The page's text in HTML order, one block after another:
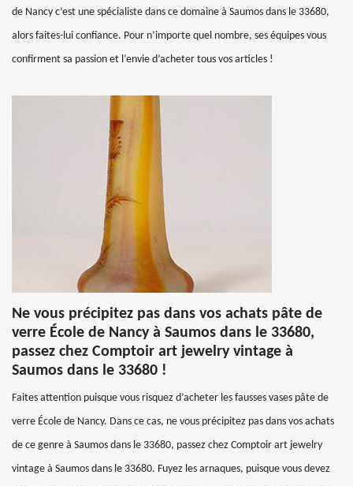
de Nancy c’est une spécialiste dans ce domaine à Saumos dans le 33680,
alors faites-lui confiance. Pour n’importe quel nombre, ses équipes vous
confirment sa passion et l’envie d’acheter tous vos articles !
Ne vous précipitez pas dans vos achats pâte de
verre École de Nancy à Saumos dans le 33680,
passez chez Comptoir art jewelry vintage à
Saumos dans le 33680 !
Faites attention puisque vous risquez d’acheter les fausses vases pâte de
verre École de Nancy. Dans ce cas, ne vous précipitez pas dans vos achats
de ce genre à Saumos dans le 33680, passez chez Comptoir art jewelry
vintage à Saumos dans le 33680. Fuyez les arnaques, puisque vous devez